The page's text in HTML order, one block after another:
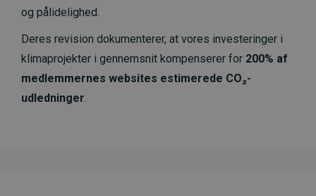
og pålidelighed.
Deres revision dokumenterer, at vores investeringer i
klimaprojekter i gennemsnit kompenserer for 200% af
medlemmernes websites estimerede CO₂-
udledninger.